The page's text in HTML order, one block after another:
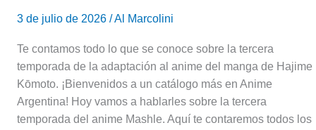
3 de julio de 2026 /Al Marcolini
Te contamos todo lo que se conoce sobre la tercera
temporada de la adaptación al anime del manga de Hajime
Kōmoto. ¡Bienvenidos a un catálogo más en Anime
Argentina! Hoy vamos a hablarles sobre la tercera
temporada del anime Mashle. Aquí te contaremos todos los